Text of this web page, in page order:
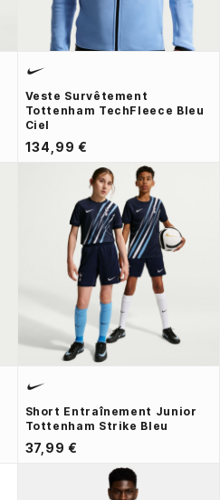
Veste Survêtement
Tottenham TechFleece Bleu
Ciel
134,99 €
Short Entraînement Junior
Tottenham Strike Bleu
37,99 €